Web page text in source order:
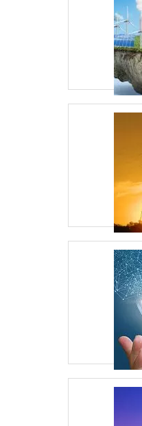
Para garantir
adequadas e siga
durante a instalação.
CONCLUSÃO
popular e eficaz para
2026. Com a
pode garantir que
realizados com
nosso site para
soluções solares de
Para saber mais
podemos ajudar
descubra como
Veja mais:Energia|
|